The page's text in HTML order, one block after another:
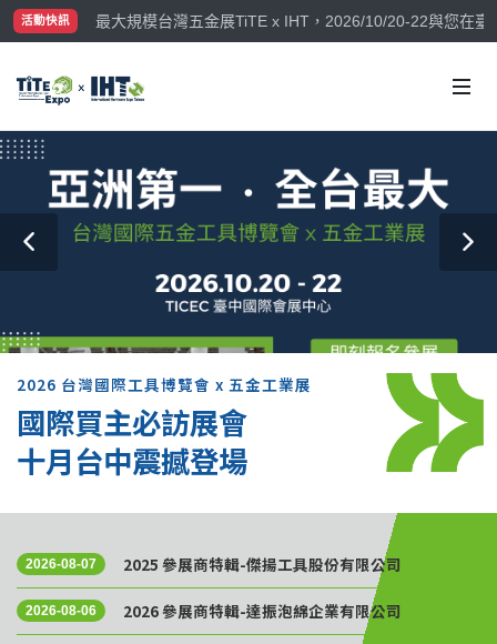
活動快訊
最大規模台灣五金展TiTE x IHT，2026/10/20-22與您在臺
國際買主補助名額有限，立即申請！
2026 台灣國際工具博覽會 x 五金工業展
國際買主必訪展會
十月台中震撼登場
2026-08-07 2025 參展商特輯-傑揚工具股份有限公司
2026-08-06 2026 參展商特輯-達振泡綿企業有限公司